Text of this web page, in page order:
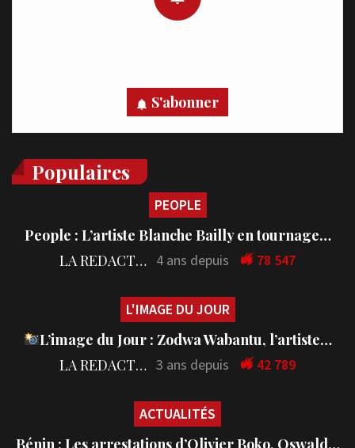
S'abonner
Populaires
PEOPLE
People : L’artiste Blanche Bailly en tournage…
LA REDACTION 4 ans depuis 78 547
L'IMAGE DU JOUR
L’image du Jour : Zodwa Wabantu, l’artiste…
LA REDACTION 3 ans depuis 42 789
ACTUALITÉS